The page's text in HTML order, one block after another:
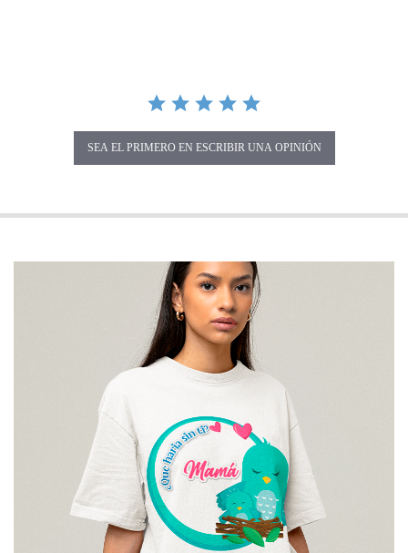
SEA EL PRIMERO EN ESCRIBIR UNA OPINIÓN